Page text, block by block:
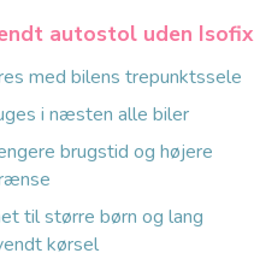
autostol uden Isofix
med bilens trepunktssele
i næsten alle biler
brugstid og højere
til større børn og lang
kørsel